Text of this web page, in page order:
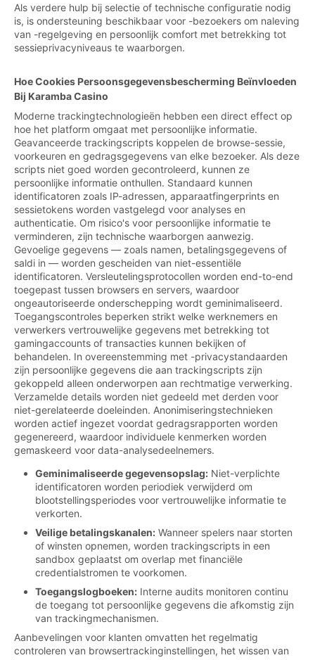
Als verdere hulp bij selectie of technische configuratie nodig
is, is ondersteuning beschikbaar voor -bezoekers om naleving
van -regelgeving en persoonlijk comfort met betrekking tot
sessieprivacyniveaus te waarborgen.
Hoe Cookies Persoonsgegevensbescherming Beïnvloeden
Bij Karamba Casino
Moderne trackingtechnologieën hebben een direct effect op
hoe het platform omgaat met persoonlijke informatie.
Geavanceerde trackingscripts koppelen de browse-sessie,
voorkeuren en gedragsgegevens van elke bezoeker. Als deze
scripts niet goed worden gecontroleerd, kunnen ze
persoonlijke informatie onthullen. Standaard kunnen
identificatoren zoals IP-adressen, apparaatfingerprints en
sessietokens worden vastgelegd voor analyses en
authenticatie. Om risico's voor persoonlijke informatie te
verminderen, zijn technische waarborgen aanwezig.
Gevoelige gegevens — zoals namen, betalingsgegevens of
saldi in — worden gescheiden van niet-essentiële
identificatoren. Versleutelingsprotocollen worden end-to-end
toegepast tussen browsers en servers, waardoor
ongeautoriseerde onderschepping wordt geminimaliseerd.
Toegangscontroles beperken strikt welke werknemers en
verwerkers vertrouwelijke gegevens met betrekking tot
gamingaccounts of transacties kunnen bekijken of
behandelen. In overeenstemming met -privacystandaarden
zijn persoonlijke gegevens die aan trackingscripts zijn
gekoppeld alleen onderworpen aan rechtmatige verwerking.
Verzamelde details worden niet gedeeld met derden voor
niet-gerelateerde doeleinden. Anonimiseringstechnieken
worden actief ingezet voordat gedragsrapporten worden
gegenereerd, waardoor individuele kenmerken worden
gemaskeerd voor data-analysedeelnemers.
Geminimaliseerde gegevensopslag: Niet-verplichte
identificatoren worden periodiek verwijderd om
blootstellingsperiodes voor vertrouwelijke informatie te
verkorten.
Veilige betalingskanalen: Wanneer spelers naar storten
of winsten opnemen, worden trackingscripts in een
sandbox geplaatst om overlap met financiële
credentialstromen te voorkomen.
Toegangslogboeken: Interne audits monitoren continu
de toegang tot persoonlijke gegevens die afkomstig zijn
van trackingmechanismen.
Aanbevelingen voor klanten omvatten het regelmatig
controleren van browsertrackinginstellingen, het wissen van